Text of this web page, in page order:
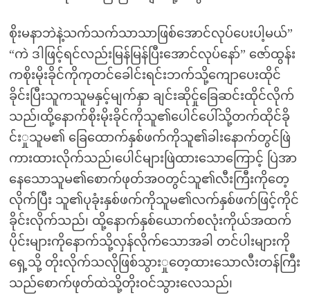
စိုးမနာဘဲနဲ့သက်သက်သာသာဖြစ်အောင်လုပ်ပေးပါ့မယ်”
“ကဲ ဒါဖြင့်ရင်လည်းမြန်မြန်ပြီးအောင်လုပ်နော်” ဇော်ထွန်း
ကစိုးမိုးခိုင်ကိုကုတင်ခေါင်းရင်းဘက်သို့ကျောပေးထိုင်
ခိုင်းပြီးသူကသူမနှင့်မျက်နှာ ချင်းဆိုင်ှုခြေဆင်းထိုင်လိုက်
သည်၊ထို့နောက်စိုးမိုးခိုင်ကိုသူ၏ပေါင်ပေါ်သို့တက်ထိုင်ခို
င်းှုသူမ၏ ခြေထောက်နှစ်ဖက်ကိုသူ၏ခါးနောက်တွင်ဖြဲ
ကားထားလိုက်သည်၊ပေါင်များဖြဲထားသောကြောင့် ပြဲအာ
နေသောသူမ၏စောက်ဖုတ်အဝတွင်သူ၏လီးကြီးကိုတေ့
လိုက်ပြီး သူ၏ပုခုံးနှစ်ဖက်ကိုသူမ၏လက်နှစ်ဖက်ဖြင့်ကိုင်
ခိုင်းလိုက်သည်၊ ထို့နောက်နှစ်ယောက်စလုံးကိုယ်အထက်
ပိုင်းများကိုနောက်သို့လှန်လိုက်သောအခါ တင်ပါးများကို
ရှေ့သို့ တိုးလိုက်သလိုဖြစ်သွားှုတေ့ထားသောလီးတန်ကြီး
သည်စောက်ဖုတ်ထဲသို့တိုးဝင်သွားလေသည်၊